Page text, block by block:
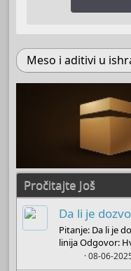
Meso i aditivi u
Pročitajte Još
Da li je
Pitanje: Da li je
linija Odgovor:
08-06-